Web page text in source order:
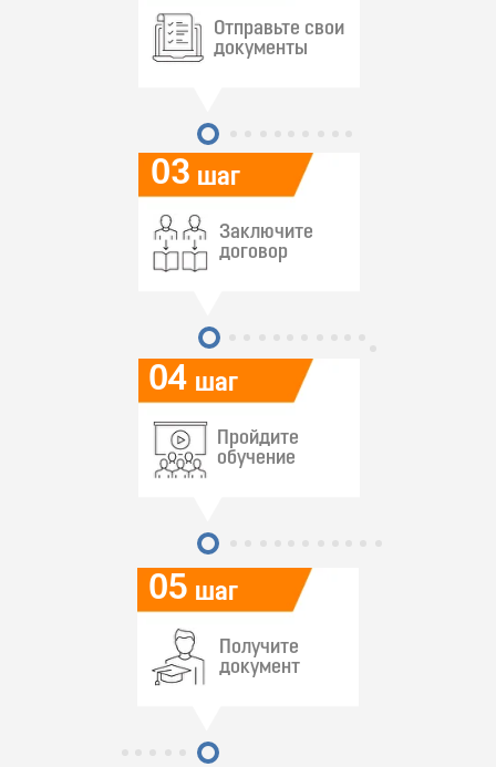
05
04
03 шаг
шаг
шаг
Отправьте свои
документы
Заключите
договор
Пройдите
обучение
Получите
документ